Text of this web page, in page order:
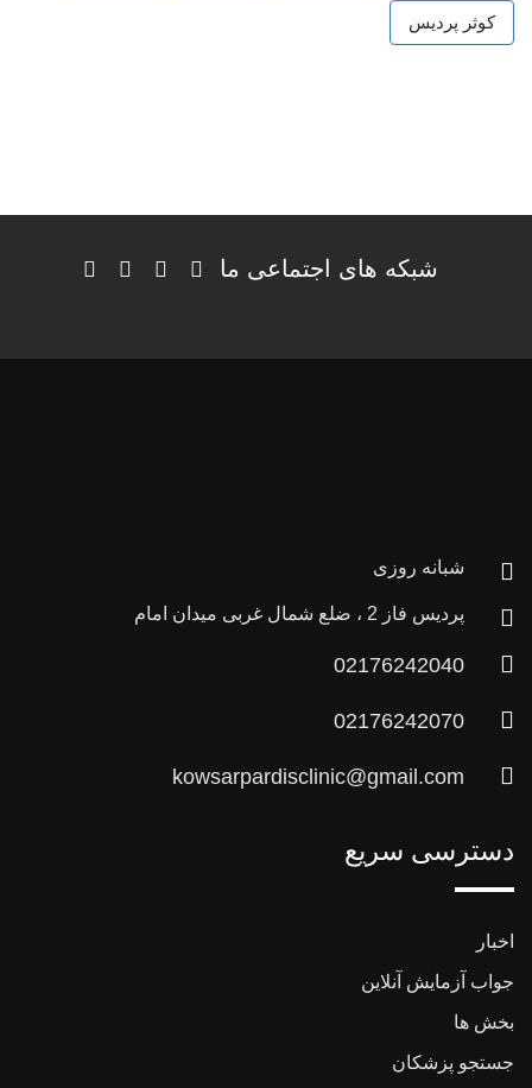
کوثر پردیس
شبکه های اجتماعی ما
شبانه روزی
پردیس فاز 2 ، ضلع شمال غربی میدان امام
02176242040
02176242070
kowsarpardisclinic@gmail.com
دسترسی سریع
اخبار
جواب آزمایش آنلاین
بخش ها
جستجو پزشکان